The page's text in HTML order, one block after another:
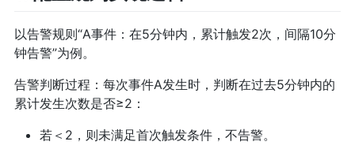
以告警规则“A事件：在5分钟内，累计触发2次，间隔10分
钟告警”为例。
告警判断过程：每次事件A发生时，判断在过去5分钟内的
累计发生次数是否≥2：
若＜2，则未满足首次触发条件，不告警。